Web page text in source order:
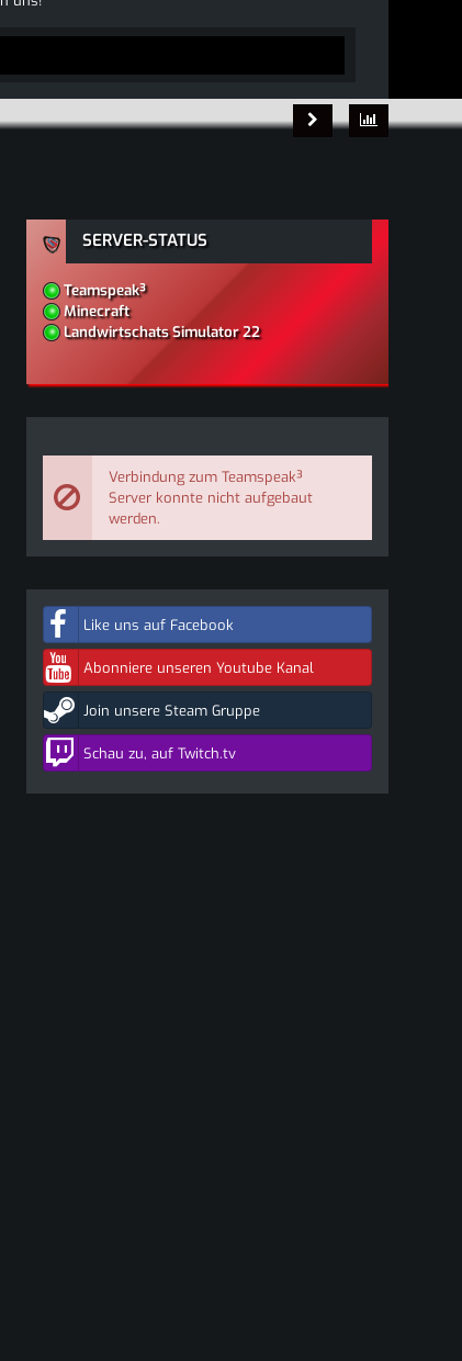
SERVER-STATUS
Teamspeak³
Minecraft
Landwirtschats Simulator 22
Verbindung zum Teamspeak³
Server konnte nicht aufgebaut
werden.
Like uns auf Facebook
Abonniere unseren Youtube Kanal
Join unsere Steam Gruppe
Schau zu, auf Twitch.tv